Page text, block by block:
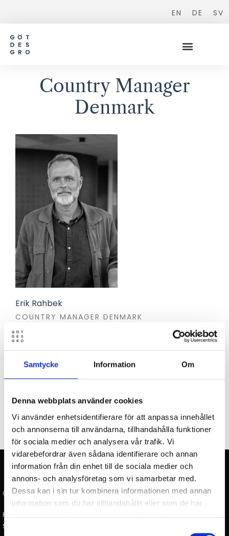
Samtycke Information Om
Denna webbplats använder cookies
Vi använder enhetsidentifierare för att anpassa innehållet
och annonserna till användarna, tillhandahålla funktioner
för sociala medier och analysera vår trafik. Vi
vidarebefordrar även sådana identifierare och annan
information från din enhet till de sociala medier och
annons- och analysföretag som vi samarbetar med.
Dessa kan i sin tur kombinera informationen med annan
information som du har tillhandahållit eller som de har
Samtyckesval
EN DE SV
Country Manager
Denmark
Erik Rahbek
COUNTRY MANAGER DENMARK
+46 (0)321-687775
erik.rahbek@gotessons.se
GÖTESSONS DESIGN GROUP
Rönnåsgatan 5B
SE-523 38 Ulricehamn